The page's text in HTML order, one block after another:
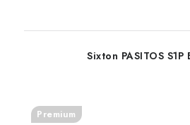
Sixton PASITOS S1P
Premium